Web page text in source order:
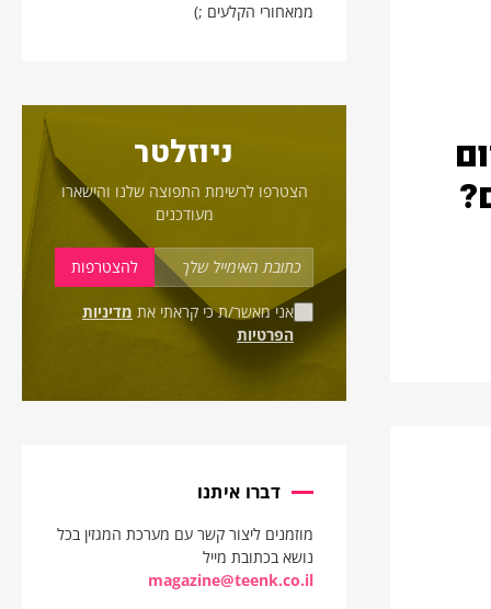
ממאחורי הקלעים ;)
ניוזלטר
הצטרפו לרשימת התפוצה שלנו והישארו
מעודכנים
אני מאשר/ת כי קראתי את מדיניות
הפרטיות
דברו איתנו
מוזמנים ליצור קשר עם מערכת המגזין בכל
נושא בכתובת מייל
magazine@teenk.co.il